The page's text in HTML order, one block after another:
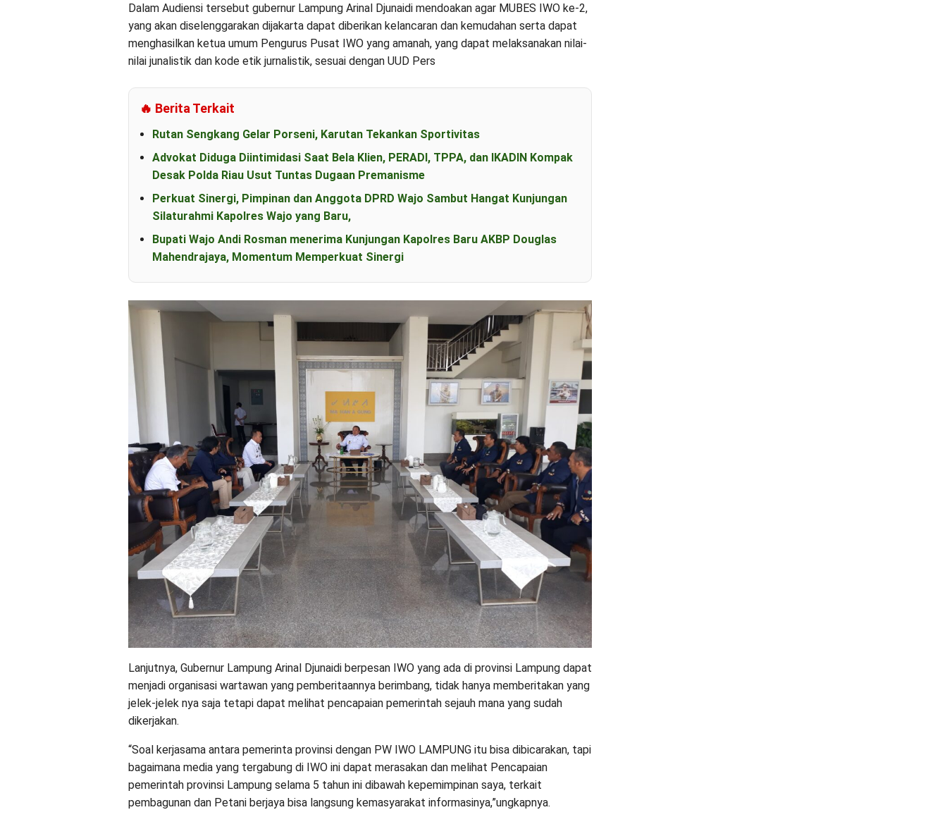
Dalam Audiensi tersebut gubernur Lampung Arinal Djunaidi mendoakan agar MUBES IWO ke-2,
yang akan diselenggarakan dijakarta dapat diberikan kelancaran dan kemudahan serta dapat
menghasilkan ketua umum Pengurus Pusat IWO yang amanah, yang dapat melaksanakan nilai-
nilai junalistik dan kode etik jurnalistik, sesuai dengan UUD Pers
🔥 Berita Terkait
Rutan Sengkang Gelar Porseni, Karutan Tekankan Sportivitas
Advokat Diduga Diintimidasi Saat Bela Klien, PERADI, TPPA, dan IKADIN Kompak
Desak Polda Riau Usut Tuntas Dugaan Premanisme
Perkuat Sinergi, Pimpinan dan Anggota DPRD Wajo Sambut Hangat Kunjungan
Silaturahmi Kapolres Wajo yang Baru,
Bupati Wajo Andi Rosman menerima Kunjungan Kapolres Baru AKBP Douglas
Mahendrajaya, Momentum Memperkuat Sinergi
Lanjutnya, Gubernur Lampung Arinal Djunaidi berpesan IWO yang ada di provinsi Lampung dapat
menjadi organisasi wartawan yang pemberitaannya berimbang, tidak hanya memberitakan yang
jelek-jelek nya saja tetapi dapat melihat pencapaian pemerintah sejauh mana yang sudah
dikerjakan.
“Soal kerjasama antara pemerinta provinsi dengan PW IWO LAMPUNG itu bisa dibicarakan, tapi
bagaimana media yang tergabung di IWO ini dapat merasakan dan melihat Pencapaian
pemerintah provinsi Lampung selama 5 tahun ini dibawah kepemimpinan saya, terkait
pembagunan dan Petani berjaya bisa langsung kemasyarakat informasinya,”ungkapnya.